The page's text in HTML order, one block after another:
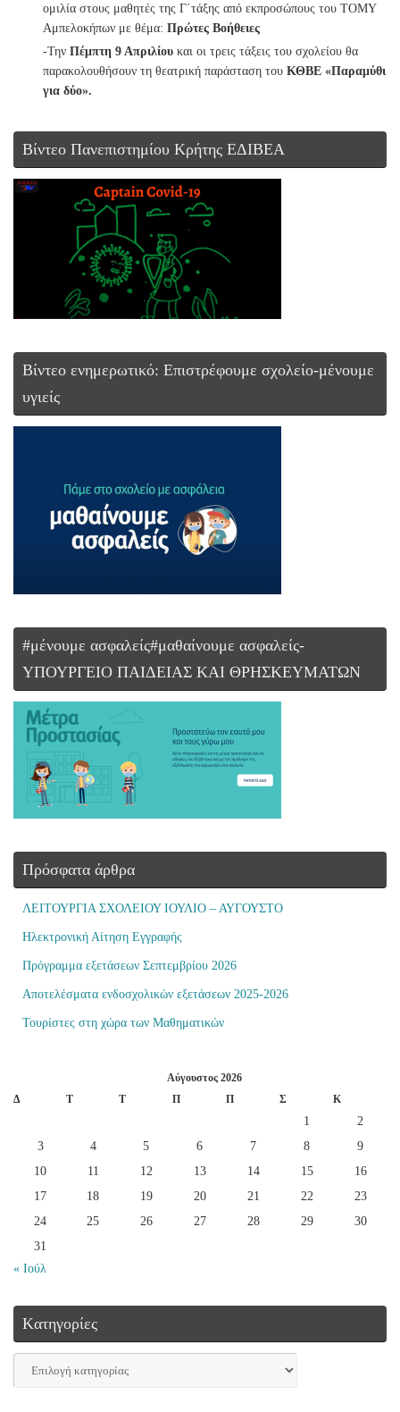
ομιλία στους μαθητές της Γ΄τάξης από εκπροσώπους του ΤΟΜΥ
Αμπελοκήπων με θέμα: Πρώτες Βοήθειες
-Την Πέμπτη 9 Απριλίου και οι τρεις τάξεις του σχολείου θα
παρακολουθήσουν τη θεατρική παράσταση του ΚΘΒΕ «Παραμύθι
για δύο».
Βίντεο Πανεπιστημίου Κρήτης ΕΔΙΒΕΑ
Βίντεο ενημερωτικό: Επιστρέφουμε σχολείο-μένουμε
υγιείς
#μένουμε ασφαλείς#μαθαίνουμε ασφαλείς-
ΥΠΟΥΡΓΕΙΟ ΠΑΙΔΕΙΑΣ ΚΑΙ ΘΡΗΣΚΕΥΜΑΤΩΝ
Πρόσφατα άρθρα
ΛΕΙΤΟΥΡΓΙΑ ΣΧΟΛΕΙΟΥ ΙΟΥΛΙΟ – ΑΥΓΟΥΣΤΟ
Ηλεκτρονική Αίτηση Εγγραφής
Πρόγραμμα εξετάσεων Σεπτεμβρίου 2026
Αποτελέσματα ενδοσχολικών εξετάσεων 2025-2026
Τουρίστες στη χώρα των Μαθηματικών
Αύγουστος 2026
Δ
Τ Τ Π Π Σ Κ
« Ιούλ
1
2
3
4 5 6 7 8
9
10
11 12 13 14 15
16
17
18 19 20 21 22
23
24
25 26 27 28 29
30
31
Kατηγορίες